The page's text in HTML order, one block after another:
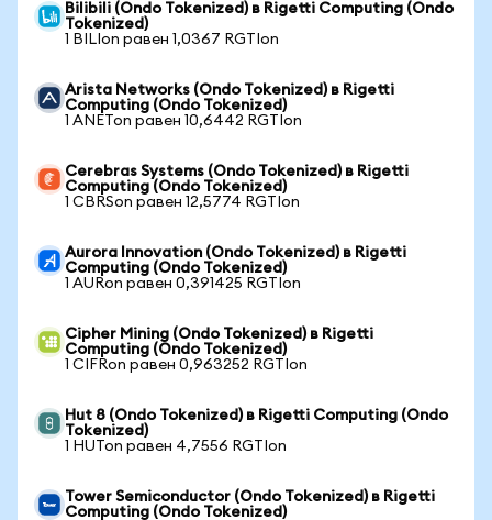
Bilibili (Ondo Tokenized) в Rigetti Computing (Ondo
Tokenized)
1 BILIon равен 1,0367 RGTIon
Arista Networks (Ondo Tokenized) в Rigetti
Computing (Ondo Tokenized)
1 ANETon равен 10,6442 RGTIon
Cerebras Systems (Ondo Tokenized) в Rigetti
Computing (Ondo Tokenized)
1 CBRSon равен 12,5774 RGTIon
Aurora Innovation (Ondo Tokenized) в Rigetti
Computing (Ondo Tokenized)
1 AURon равен 0,391425 RGTIon
Cipher Mining (Ondo Tokenized) в Rigetti
Computing (Ondo Tokenized)
1 CIFRon равен 0,963252 RGTIon
Hut 8 (Ondo Tokenized) в Rigetti Computing (Ondo
Tokenized)
1 HUTon равен 4,7556 RGTIon
Tower Semiconductor (Ondo Tokenized) в Rigetti
Computing (Ondo Tokenized)